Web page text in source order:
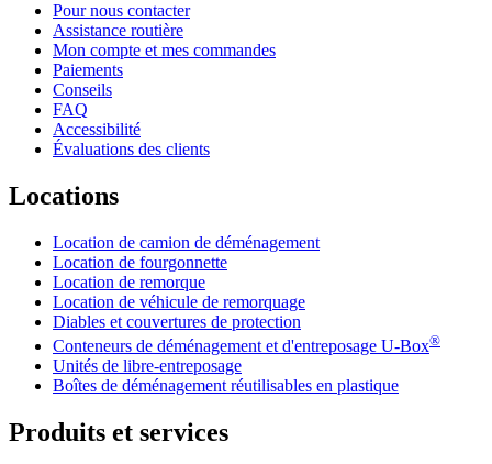
Pour nous contacter
Assistance routière
Mon compte et mes commandes
Paiements
Conseils
FAQ
Accessibilité
Évaluations des clients
Locations
Location de camion de déménagement
Location de fourgonnette
Location de remorque
Location de véhicule de remorquage
Diables et couvertures de protection
Conteneurs de déménagement et d'entreposage U-Box®
Unités de libre-entreposage
Boîtes de déménagement réutilisables en plastique
Produits et services